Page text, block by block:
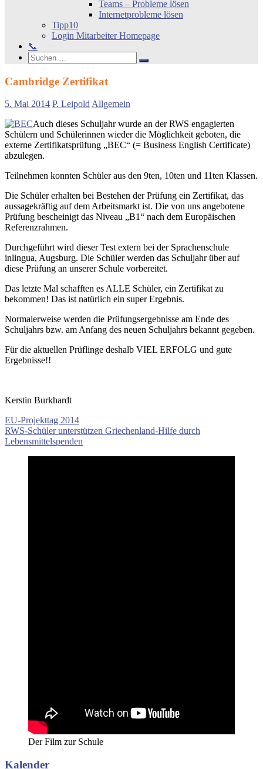
Teams – Probleme lösen
Internetprobleme lösen
Tipp10
Login Mitarbeiter Homepage
📞
Search
Suchen
nach:
Suchen
Cambridge Zertifikat
5. Mai 2014 P. LeipoldAllgemein
Auch dieses Schuljahr wurde an der RWS engagierten
Schülern und Schülerinnen wieder die Möglichkeit geboten, die
externe Zertifikatsprüfung „BEC“ (= Business English Certificate)
abzulegen.
Teilnehmen konnten Schüler aus den 9ten, 10ten und 11ten Klassen.
Die Schüler erhalten bei Bestehen der Prüfung ein Zertifikat, das
aussagekräftig auf dem Arbeitsmarkt ist. Die von uns angebotene
Prüfung bescheinigt das Niveau „B1“ nach dem Europäischen
Referenzrahmen.
Durchgeführt wird dieser Test extern bei der Sprachenschule
inlingua, Augsburg. Die Schüler werden das Schuljahr über auf
diese Prüfung an unserer Schule vorbereitet.
Das letzte Mal schafften es ALLE Schüler, ein Zertifikat zu
bekommen! Das ist natürlich ein super Ergebnis.
Normalerweise werden die Prüfungsergebnisse am Ende des
Schuljahrs bzw. am Anfang des neuen Schuljahrs bekannt gegeben.
Für die aktuellen Prüflinge deshalb VIEL ERFOLG und gute
Ergebnisse!!
Kerstin Burkhardt
Beitragsnavigation
Vorheriger
Beitrag:
EU-Projekttag 2014
Nächster
Beitrag:
RWS-Schüler unterstützen Griechenland-Hilfe durch
Lebensmittelspenden
Der Film zur Schule
Kalender